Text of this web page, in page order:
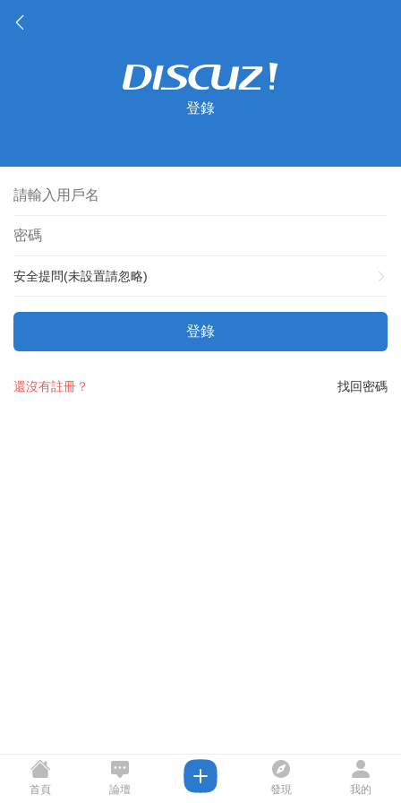
登錄
安全提問(未設置請忽略)
登錄
找回密碼
還沒有註冊？
首頁 論壇 發現 我的